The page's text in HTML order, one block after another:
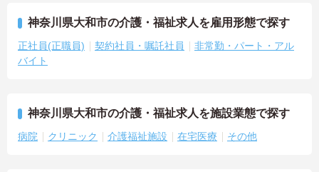
神奈川県大和市の介護・福祉求人を雇用形態で探す
正社員(正職員) 契約社員・嘱託社員
非常勤・パート・アル
バイト
神奈川県大和市の介護・福祉求人を施設業態で探す
病院 クリニック 介護福祉施設 在宅医療 その他